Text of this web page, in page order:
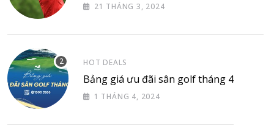
21 THÁNG 3, 2024
HOT DEALS
Bảng giá ưu đãi sân golf tháng 4
1 THÁNG 4, 2024